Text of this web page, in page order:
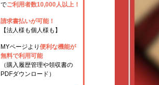
でご利用者数10,000人以上！
請求書払いが可能！
【法人様も個人様も】
MYページより 便利な機能が
無料で利用可能
（購入履歴管理や領収書の
PDFダウンロード）